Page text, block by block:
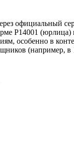
официальный
Р14001
особенно в
(например, в